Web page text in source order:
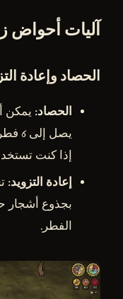
آليات أحواض
الحصاد وإعادة
الحصاد: يمكن
يصل
إذا كنت
إعادة التزويد:
بجذوع أشجار
الفطر.